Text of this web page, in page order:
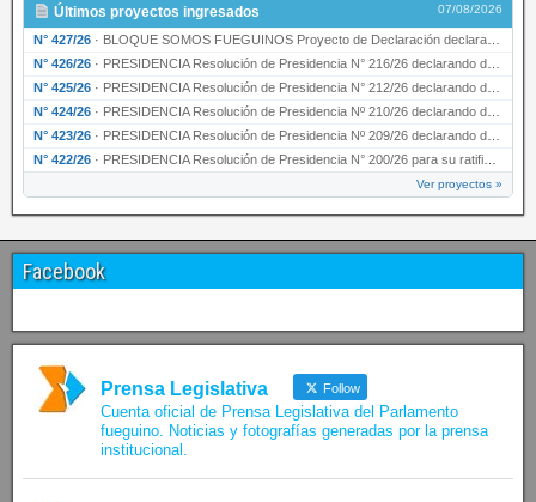
Últimos proyectos ingresados 07/08/2026
N° 427/26 · BLOQUE SOMOS FUEGUINOS Proyecto de Declaración declarando de interés provincial PRESIDENCI…
N° 426/26 · PRESIDENCIA Resolución de Presidencia N° 216/26 declarando de interés provincial la labor …
N° 425/26 · PRESIDENCIA Resolución de Presidencia N° 212/26 declarando de interés provincial el “50° A…
N° 424/26 · PRESIDENCIA Resolución de Presidencia Nº 210/26 declarando de interés provincial el proyec…
N° 423/26 · PRESIDENCIA Resolución de Presidencia Nº 209/26 declarando de interés provincial la presen…
N° 422/26 · PRESIDENCIA Resolución de Presidencia N° 200/26 para su ratificación.
Ver proyectos »
Facebook
Prensa Legislativa Follow
Cuenta oficial de Prensa Legislativa del Parlamento
fueguino. Noticias y fotografías generadas por la prensa
institucional.